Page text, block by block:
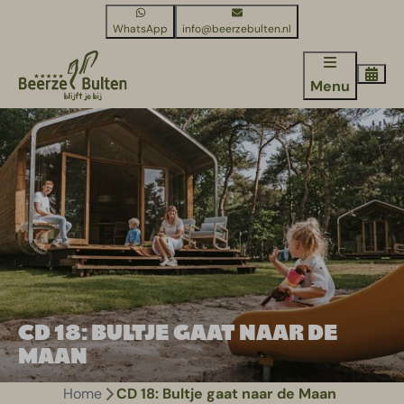
WhatsApp info@beerzebulten.nl
Menu
CD 18: BULTJE GAAT NAAR DE
MAAN
Home CD 18: Bultje gaat naar de Maan